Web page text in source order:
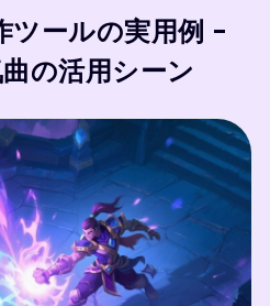
ツールの実用例 -
の活用シーン